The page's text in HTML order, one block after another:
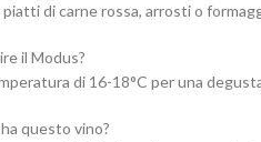
piatti di carne rossa, arrosti o
il Modus?
di 16-18°C per una
questo vino?